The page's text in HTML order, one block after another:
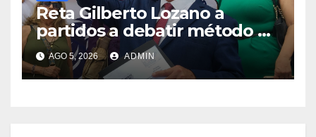
Reta Gilberto Lozano a
partidos a debatir método de
designación de candidato a
gubernatura de NL
AGO 5, 2026 ADMIN